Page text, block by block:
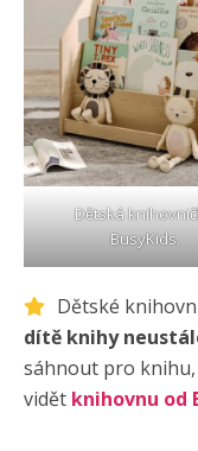
Dětská
BusyKids.
Dětské
dítě knihy
sáhnout pro
vidět knihovnu od